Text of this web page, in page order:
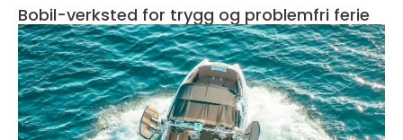
Bobil-verksted for trygg og problemfri ferie